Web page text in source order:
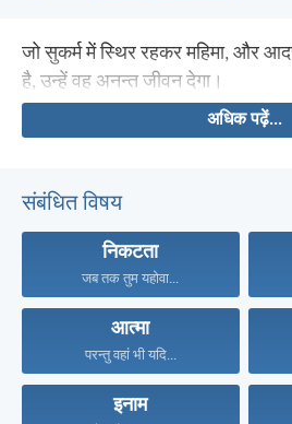
जो सुकर्म में स्थिर रहकर महिमा, और
है, उन्हें वह अनन्त जीवन देगा।
अधिक पढ़ें...
संबंधित विषय
निकटता
जब तक तुम यहोवा...
आत्मा
परन्तु वहां भी यदि...
इनाम